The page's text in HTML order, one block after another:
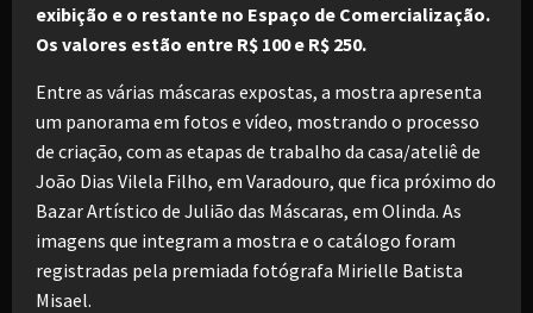
exibição e o restante no Espaço de Comercialização.
Os valores estão entre R$ 100 e R$ 250.
Entre as várias máscaras expostas, a mostra apresenta
um panorama em fotos e vídeo, mostrando o processo
de criação, com as etapas de trabalho da casa/ateliê de
João Dias Vilela Filho, em Varadouro, que fica próximo do
Bazar Artístico de Julião das Máscaras, em Olinda. As
imagens que integram a mostra e o catálogo foram
registradas pela premiada fotógrafa Mirielle Batista
Misael.